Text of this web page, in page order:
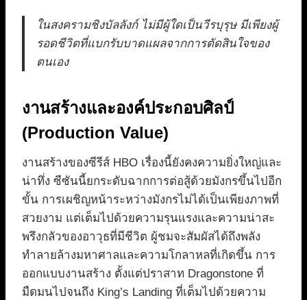
ในสงครามชิงบัลลังก์ ไม่มีผู้ใดเป็นวีรบุรุษ มีเพียงผู้
รอดชีวิตที่แบกรับบาดแผลจากการตัดสินใจของ
ตนเอง
งานสร้างและองค์ประกอบศิลป์
(Production Value)
งานสร้างของซีรีส์ HBO เรื่องนี้ยังคงความยิ่งใหญ่และ
น่าทึ่ง ซีซันนี้ยกระดับฉากการต่อสู้ด้วยมังกรขึ้นไปอีก
ขั้น การเผชิญหน้าระหว่างมังกรไม่ได้เป็นเพียงภาพที่
สวยงาม แต่เต็มไปด้วยความรุนแรงและความน่าสะ
พรึงกลัวของอาวุธที่มีชีวิต ผู้ชมจะสัมผัสได้ถึงพลัง
ทำลายล้างมหาศาลและความโกลาหลที่เกิดขึ้น การ
ออกแบบงานสร้าง ตั้งแต่ปราสาท Dragonstone ที่
มืดมนไปจนถึง King’s Landing ที่เต็มไปด้วยความ